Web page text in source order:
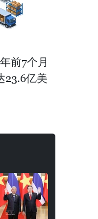
前7个月
23.6亿美